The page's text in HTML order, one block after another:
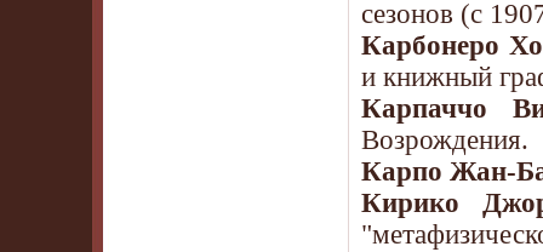
сезонов (с
Карбонеро
и книжный
Карпаччо
Возрождения.
Карпо Жан-
Кирико